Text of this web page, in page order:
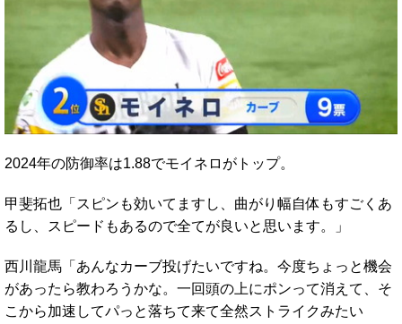
2024年の防御率は1.88でモイネロがトップ。
甲斐拓也「スピンも効いてますし、曲がり幅自体もすごくあ
るし、スピードもあるので全てが良いと思います。」
西川龍馬「あんなカーブ投げたいですね。今度ちょっと機会
があったら教わろうかな。一回頭の上にポンって消えて、そ
こから加速してパっと落ちて来て全然ストライクみたい